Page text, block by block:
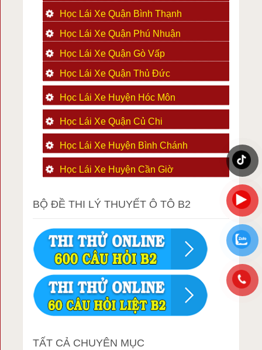
Học Lái Xe Quận Bình Thạnh
Học Lái Xe Quận Phú Nhuận
Học Lái Xe Quận Gò Vấp
Học Lái Xe Quận Thủ Đức
Học Lái Xe Huyện Hóc Môn
Học Lái Xe Quận Củ Chi
Học Lái Xe Huyện Bình Chánh
Học Lái Xe Huyện Cần Giờ
BỘ ĐỀ THI LÝ THUYẾT Ô TÔ B2
TẤT CẢ CHUYÊN MỤC